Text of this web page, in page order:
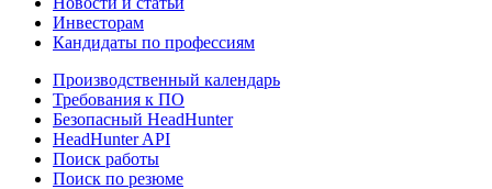
Инвесторам
Кандидаты по профессиям
Производственный календарь
Требования к ПО
Безопасный HeadHunter
HeadHunter API
Поиск работы
Поиск по резюме